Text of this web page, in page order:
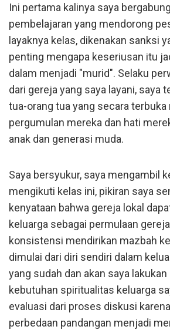
Ini pertama kalinya saya
pembelajaran yang mendorong
layaknya kelas, dikenakan sanksi
penting mengapa keseriusan itu
dalam menjadi "murid". Selaku
dari gereja yang saya layani, saya
tua-orang tua yang secara terbuka
pergumulan mereka dan hati
anak dan generasi muda.
Saya bersyukur, saya mengambil
mengikuti kelas ini, pikiran saya
kenyataan bahwa gereja lokal
keluarga sebagai permulaan
konsistensi mendirikan mazbah
dimulai dari diri sendiri dalam
yang sudah dan akan saya
kebutuhan spiritualitas keluarga
evaluasi dari proses diskusi
perbedaan pandangan menjadi